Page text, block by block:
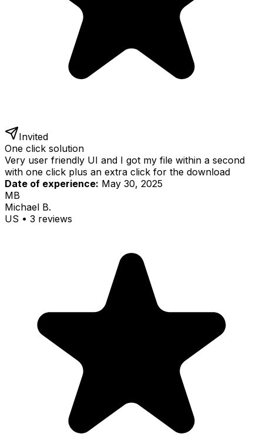
Invited
One click solution
Very user friendly UI and I got my file within a second
with one click plus an extra click for the download
Date of experience: May 30, 2025
MB
Michael B.
US • 3 reviews